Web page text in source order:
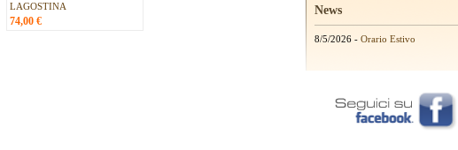
LAGOSTINA
74,00 €
News
8/5/2026 - Orario Estivo